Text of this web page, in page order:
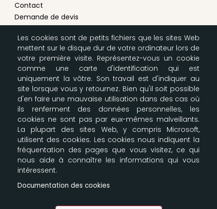
Les cookies sont de petits fichiers que les sites Web
mettent sur le disque dur de votre ordinateur lors de
votre première visite. Représentez-vous un cookie
comme une carte d'identification qui est
uniquement la vôtre. Son travail est d'indiquer au
site lorsque vous y retournez. Bien qu'il soit possible
d'en faire une mauvaise utilisation dans des cas où
ils renferment des données personnelles, les
cookies ne sont pas par eux-mêmes malveillants.
La plupart des sites Web, y compris Microsoft,
utilisent des cookies. Les cookies nous indiquent la
fréquentation des pages que vous visitez, ce qui
nous aide à connaître les informations qui vous
intéressent.
Documentation des cookies
Contact
Demande de devis
Conditions générales de vente
Mentions légales
Modes de livraison & paiement
Configurer les cookies
Plan du site
LA BOUTIQUE SCOUTE
Nos entrepôts
164-166 Av Joseph Kessel
Parkile 12
78960 Voisins le Bretonneux
09 87 00 61 91 - 06 61 30 35 39